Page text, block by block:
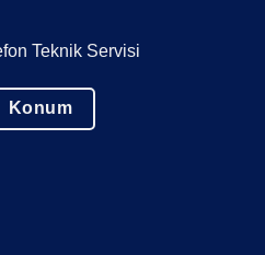
Teknik Servisi
Konum